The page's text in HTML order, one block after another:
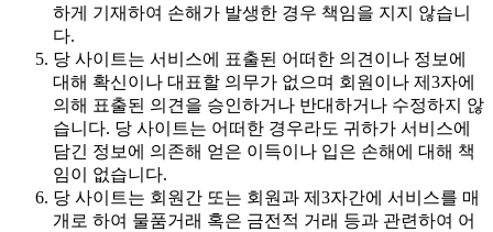
하게 기재하여 손해가 발생한 경우 책임을 지지 않습니
다.
당 사이트는 서비스에 표출된 어떠한 의견이나 정보에
대해 확신이나 대표할 의무가 없으며 회원이나 제3자에
의해 표출된 의견을 승인하거나 반대하거나 수정하지 않
습니다. 당 사이트는 어떠한 경우라도 귀하가 서비스에
담긴 정보에 의존해 얻은 이득이나 입은 손해에 대해 책
임이 없습니다.
당 사이트는 회원간 또는 회원과 제3자간에 서비스를 매
개로 하여 물품거래 혹은 금전적 거래 등과 관련하여 어